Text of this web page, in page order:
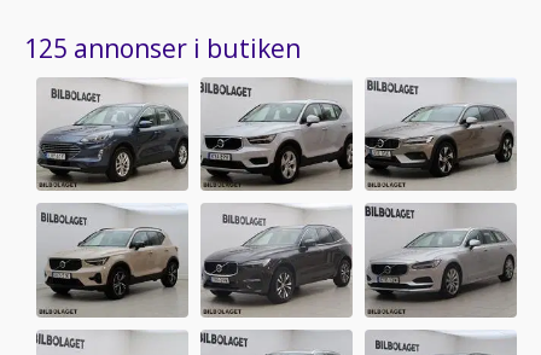
125 annonser i butiken